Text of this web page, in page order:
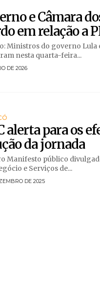
e Câmara
em relação a
Ministros do governo Lula
nesta quarta-feira...
DE 2026
alerta para os
da jornada
Manifesto público
e Serviços de...
DE 2025